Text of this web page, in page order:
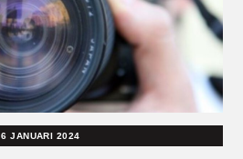
6 JANUARI 2024